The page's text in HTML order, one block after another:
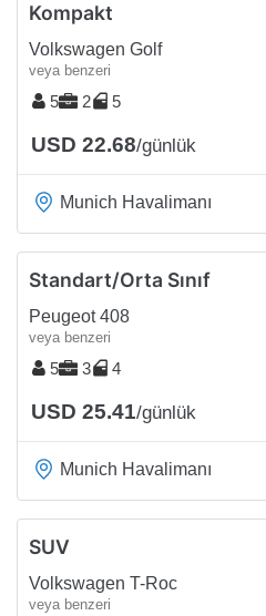
Kompakt
Volkswagen Golf
veya benzeri
5 2 5
USD 22.68/günlük
Munich Havalimanı
Standart/Orta Sınıf
Peugeot 408
veya benzeri
5 3 4
USD 25.41/günlük
Munich Havalimanı
SUV
Volkswagen T-Roc
veya benzeri